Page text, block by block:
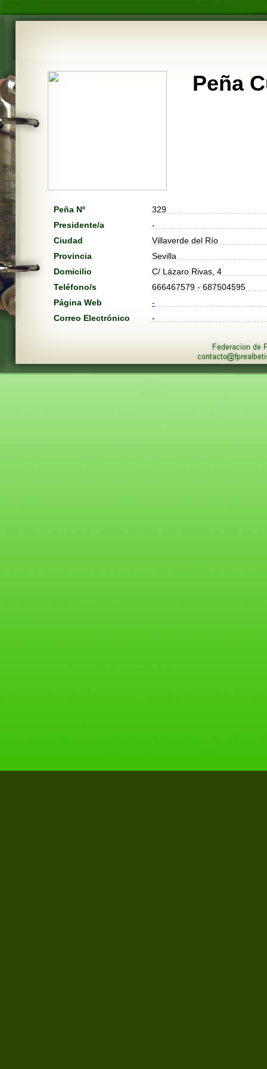
Peña
Peña Nº
Presidente/a
Ciudad
Provincia
Domicilio
Teléfono/s
Página Web
Correo Electrónico
329
-
Villaverde del Río
Sevilla
C/ Lázaro Rivas, 4
666467579 - 687504595
-
-